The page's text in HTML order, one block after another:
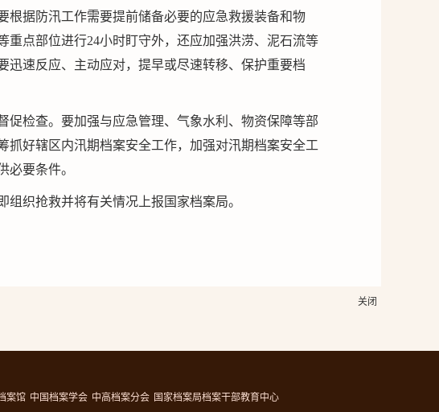
根据防汛工作需要提前储备必要的应急救援装备和物
重点部位进行24小时盯守外，还应加强洪涝、泥石流等
迅速反应、主动应对，提早或尽速转移、保护重要档
促检查。要加强与应急管理、气象水利、物资保障等部
抓好辖区内汛期档案安全工作，加强对汛期档案安全工
必要条件。
织抢救并将有关情况上报国家档案局。
关闭
案馆 中国档案学会 中高档案分会 国家档案局档案干部教育中心